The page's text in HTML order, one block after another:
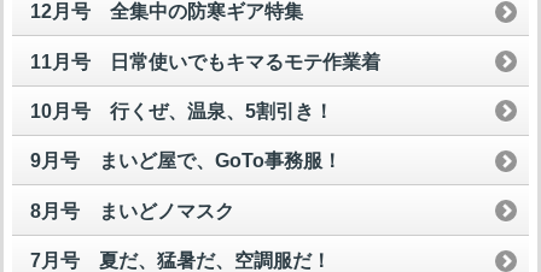
12月号 全集中の防寒ギア特集
11月号 日常使いでもキマるモテ作業着
10月号 行くぜ、温泉、5割引き！
9月号 まいど屋で、GoTo事務服！
8月号 まいどノマスク
7月号 夏だ、猛暑だ、空調服だ！